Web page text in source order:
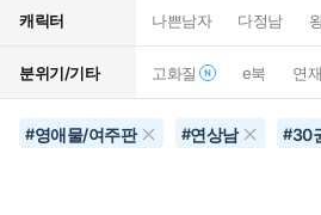
캐릭터 나쁜남자 다정남
분위기/기타 고화질 e북 연재
#영애물/여주판 #연상남 #30